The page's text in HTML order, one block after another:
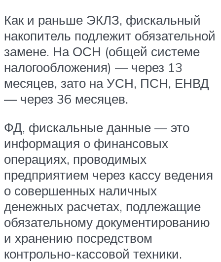
Как и раньше ЭКЛЗ, фискальный
накопитель подлежит обязательной
замене. На ОСН (общей системе
налогообложения) — через 13
месяцев, зато на УСН, ПСН, ЕНВД
— через 36 месяцев.
ФД, фискальные данные — это
информация о финансовых
операциях, проводимых
предприятием через кассу ведения
о совершенных наличных
денежных расчетах, подлежащие
обязательному документированию
и хранению посредством
контрольно-кассовой техники.